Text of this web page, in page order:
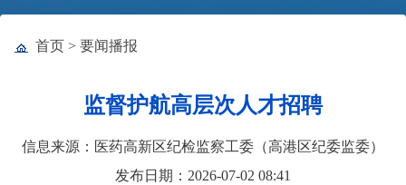
首页>要闻播报
监督护航高层次人才招聘
信息来源：医药高新区纪检监察工委（高港区纪委监委）
发布日期：2026-07-02 08:41